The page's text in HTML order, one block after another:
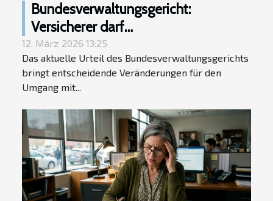
Bundesverwaltungsgericht:
Versicherer darf
Diagnoseinformationen aus
eingereichten Rechnungen nicht für
Vorsorgeangebote nutzen
12. März 2026 13:25
Das aktuelle Urteil des Bundesverwaltungsgerichts
bringt entscheidende Veränderungen für den
Umgang mit...